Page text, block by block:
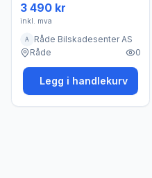
3 490 kr
inkl. mva
A
Råde Bilskadesenter AS
Råde
0
Legg i handlekurv